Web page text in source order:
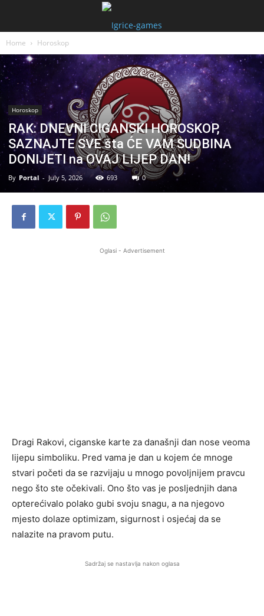
Home Horoskop
Horoskop
RAK: DNEVNI CIGANSKI HOROSKOP,
SAZNAJTE SVE šta ĆE VAM SUDBINA
DONIJETI na OVAJ LIJEP DAN!
By Portal - July 5, 2026 693 0
Oglasi - Advertisement
Dragi Rakovi, ciganske karte za današnji dan nose veoma
lijepu simboliku. Pred vama je dan u kojem će mnoge
stvari početi da se razvijaju u mnogo povoljnijem pravcu
nego što ste očekivali. Ono što vas je posljednjih dana
opterećivalo polako gubi svoju snagu, a na njegovo
mjesto dolaze optimizam, sigurnost i osjećaj da se
nalazite na pravom putu.
Sadržaj se nastavlja nakon oglasa